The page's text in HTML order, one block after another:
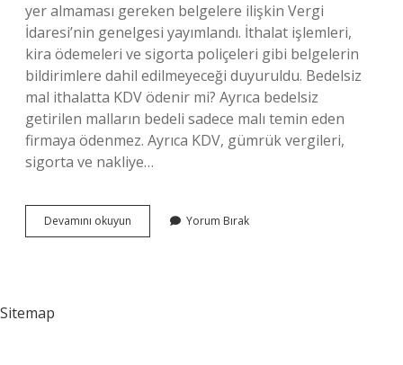
yer almaması gereken belgelere ilişkin Vergi
İdaresi’nin genelgesi yayımlandı. İthalat işlemleri,
kira ödemeleri ve sigorta poliçeleri gibi belgelerin
bildirimlere dahil edilmeyeceği duyuruldu. Bedelsiz
mal ithalatta KDV ödenir mi? Ayrıca bedelsiz
getirilen malların bedeli sadece malı temin eden
firmaya ödenmez. Ayrıca KDV, gümrük vergileri,
sigorta ve nakliye…
Devamını okuyun Bedelsiz
Ithalat
Yorum Bırak
Sitemap